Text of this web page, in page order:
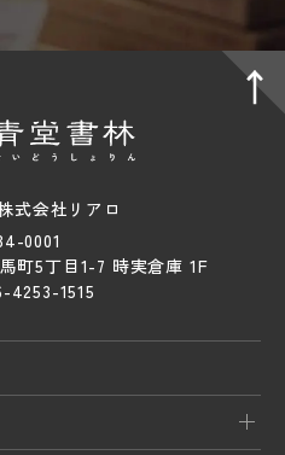
式会社リアロ
0001
町5丁目1-7 時実倉庫 1F
1515